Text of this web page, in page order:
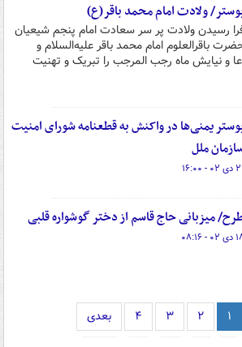
ولادت امام محمد باقر(ع)
رسیدن ولادت پر سر سعادت امام پنجم شیعیان
باقرالعلوم امام محمد باقر علیه‌السلام و
و نیایش ماه رجب المرجب را تبریک و تهنیت
یمنی‌ها در واکنش به قطعنامه شورای امنیت
ملل
- ۱۶:۰۰
میزبانی حاج قاسم از دختر گوشواره قلبی
- ۰۸:۱۶
۱ ۲ ۳ ۴ بعدی